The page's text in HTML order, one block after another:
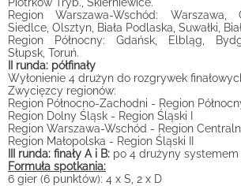
Region Warszawa-Wschód: Warszawa,
Siedlce, Olsztyn, Biała Podlaska, Suwałki,
Region Północny: Gdańsk, Elbląg,
Słupsk, Toruń.
II runda: półfinały
Wyłonienie 4 drużyn do rozgrywek
Zwycięzcy regionów:
Region Północno-Zachodni - Region
Region Dolny Śląsk - Region Śląski I
Region Warszawa-Wschód - Region
Region Małopolska - Region Śląski II
III runda: finały A i B: po 4 drużyny systemem
Formuła spotkania:
6 gier (6 punktów): 4 x S, 2 x D